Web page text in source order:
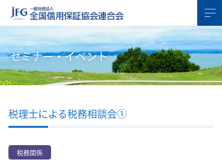
セミナー・イベント
税理士による税務相談会①
税務関係